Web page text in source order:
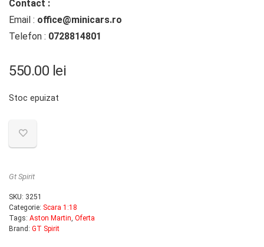
Contact :
Email : office@minicars.ro
Telefon : 0728814801
550.00 lei
Stoc epuizat
Gt Spirit
SKU: 3251
Categorie: Scara 1:18
Tags: Aston Martin, Oferta
Brand: GT Spirit